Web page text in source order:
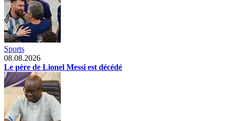
Sports
08.08.2026
Le père de Lionel Messi est décédé